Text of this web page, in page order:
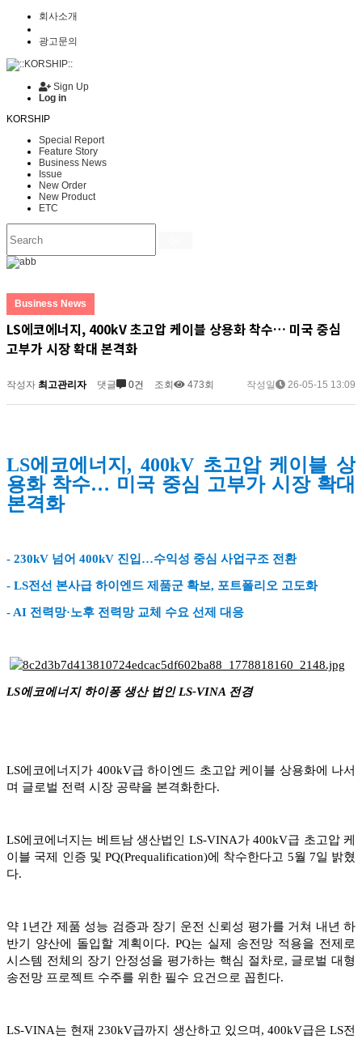
회사소개
광고문의
Sign Up
Log in
KORSHIP
Special Report
Feature Story
Business News
Issue
New Order
New Product
ETC
Business News
LS에코에너지, 400kV 초고압 케이블 상용화 착수… 미국 중심
고부가 시장 확대 본격화
작성자 최고관리자 댓글 0건 조회 473회 작성일 26-05-15 13:09
LS에코에너지, 400kV 초고압 케이블 상
용화 착수… 미국 중심 고부가 시장 확대
본격화
- 230kV 넘어 400kV 진입…수익성 중심 사업구조 전환
- LS전선 본사급 하이엔드 제품군 확보, 포트폴리오 고도화
- AI 전력망·노후 전력망 교체 수요 선제 대응
LS에코에너지 하이퐁 생산 법인 LS-VINA 전경
LS에코에너지가 400kV급 하이엔드 초고압 케이블 상용화에 나서
며 글로벌 전력 시장 공략을 본격화한다.
LS에코에너지는 베트남 생산법인 LS-VINA가 400kV급 초고압 케
이블 국제 인증 및 PQ(Prequalification)에 착수한다고 5월 7일 밝혔
다.
약 1년간 제품 성능 검증과 장기 운전 신뢰성 평가를 거쳐 내년 하
반기 양산에 돌입할 계획이다. PQ는 실제 송전망 적용을 전제로
시스템 전체의 장기 안정성을 평가하는 핵심 절차로, 글로벌 대형
송전망 프로젝트 수주를 위한 필수 요건으로 꼽힌다.
LS-VINA는 현재 230kV급까지 생산하고 있으며, 400kV급은 LS전